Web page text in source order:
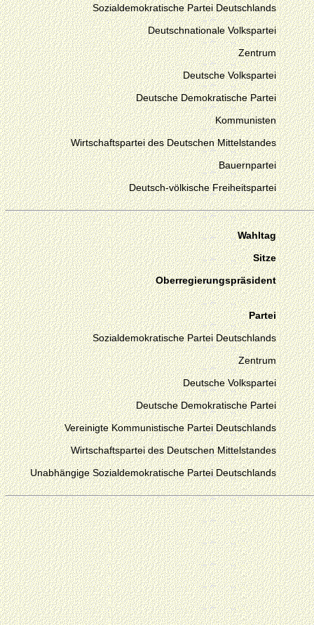
Sozialdemokratische Partei Deutschlands
Deutschnationale Volkspartei
Zentrum
Deutsche Volkspartei
Deutsche Demokratische Partei
Kommunisten
Wirtschaftspartei des Deutschen Mittelstandes
Bauernpartei
Deutsch-völkische Freiheitspartei
Wahltag
Sitze
Oberregierungspräsident
Partei
Sozialdemokratische Partei Deutschlands
Zentrum
Deutsche Volkspartei
Deutsche Demokratische Partei
Vereinigte Kommunistische Partei Deutschlands
Wirtschaftspartei des Deutschen Mittelstandes
Unabhängige Sozialdemokratische Partei Deutschlands